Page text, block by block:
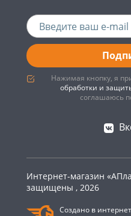
Нажимая кнопку, я
обработки и
соглашаюсь
Интернет-магазин
защищены , 2026
Создано в